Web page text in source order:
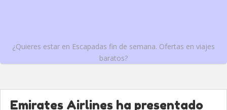
¿Quieres estar en Escapadas fin de semana. Ofertas en viajes
baratos?
Emirates Airlines ha presentado